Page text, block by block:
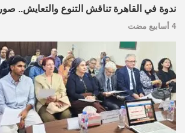
ندوة في القاهرة تناقش التنوع والتعايش.. صور
4 أسابيع مضت